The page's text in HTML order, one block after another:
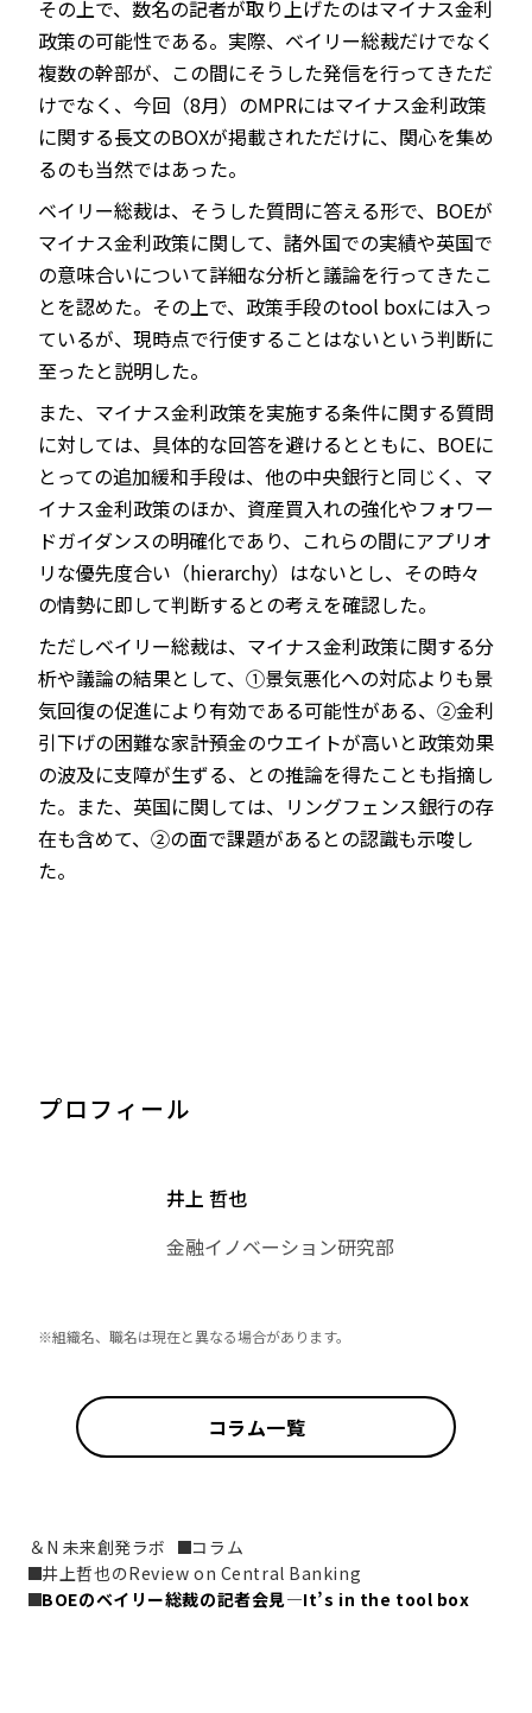
その上で、数名の記者が取り上げたのはマイナス金利
政策の可能性である。実際、ベイリー総裁だけでなく
複数の幹部が、この間にそうした発信を行ってきただ
けでなく、今回（8月）のMPRにはマイナス金利政策
に関する長文のBOXが掲載されただけに、関心を集め
るのも当然ではあった。
ベイリー総裁は、そうした質問に答える形で、BOEが
マイナス金利政策に関して、諸外国での実績や英国で
の意味合いについて詳細な分析と議論を行ってきたこ
とを認めた。その上で、政策手段のtool boxには入っ
ているが、現時点で行使することはないという判断に
至ったと説明した。
また、マイナス金利政策を実施する条件に関する質問
に対しては、具体的な回答を避けるとともに、BOEに
とっての追加緩和手段は、他の中央銀行と同じく、マ
イナス金利政策のほか、資産買入れの強化やフォワー
ドガイダンスの明確化であり、これらの間にアプリオ
リな優先度合い（hierarchy）はないとし、その時々
の情勢に即して判断するとの考えを確認した。
ただしベイリー総裁は、マイナス金利政策に関する分
析や議論の結果として、①景気悪化への対応よりも景
気回復の促進により有効である可能性がある、②金利
引下げの困難な家計預金のウエイトが高いと政策効果
の波及に支障が生ずる、との推論を得たことも指摘し
た。また、英国に関しては、リングフェンス銀行の存
在も含めて、②の面で課題があるとの認識も示唆し
た。
プロフィール
井上 哲也
金融イノベーション研究部
※組織名、職名は現在と異なる場合があります。
コラム一覧
＆N 未来創発ラボ
コラム
井上哲也のReview on Central Banking
BOEのベイリー総裁の記者会見―It’s in the tool box